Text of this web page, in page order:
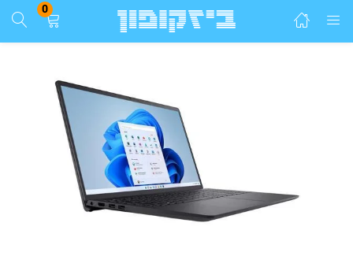
0
התחבר
הזן שם משתמש וסיסמא ע"מ להתחבר.